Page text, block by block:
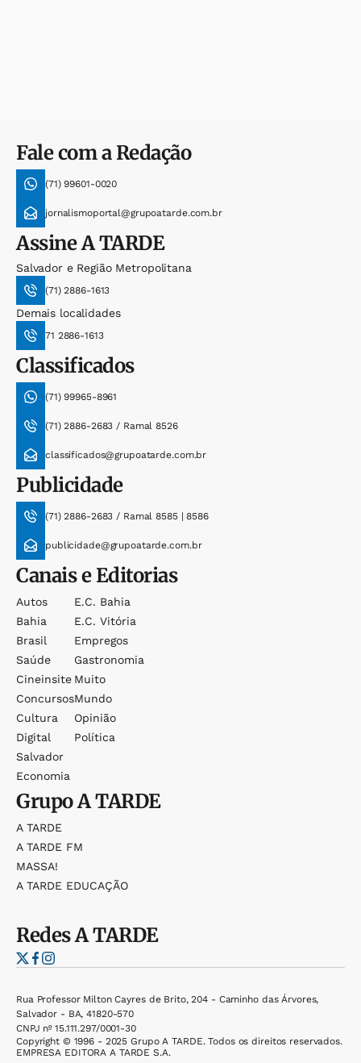
Fale com a Redação
(71) 99601-0020
jornalismoportal@grupoatarde.com.br
AssineA TARDE
Salvador e Região Metropolitana
(71) 2886-1613
Demais localidades
71 2886-1613
Classificados
(71) 99965-8961
(71) 2886-2683 / Ramal 8526
classificados@grupoatarde.com.br
Publicidade
(71) 2886-2683 / Ramal 8585 | 8586
publicidade@grupoatarde.com.br
Canais e Editorias
Autos
Bahia
Brasil
Saúde
Cineinsite
Concursos
Cultura
Digital
Salvador
Economia
E.c. Bahia
E.c. Vitória
Empregos
Gastronomia
Muito
Mundo
Opinião
Política
GrupoA TARDE
A TARDE
A TARDE FM
MASSA!
A TARDE EDUCAÇÃO
RedesA TARDE
Rua Professor Milton Cayres de Brito, 204 - Caminho das Árvores,
Salvador - BA, 41820-570
CNPJ nº 15.111.297/0001-30
Copyright © 1996 - 2025 Grupo A TARDE. Todos os direitos reservados.
EMPRESA EDITORA A TARDE S.A.